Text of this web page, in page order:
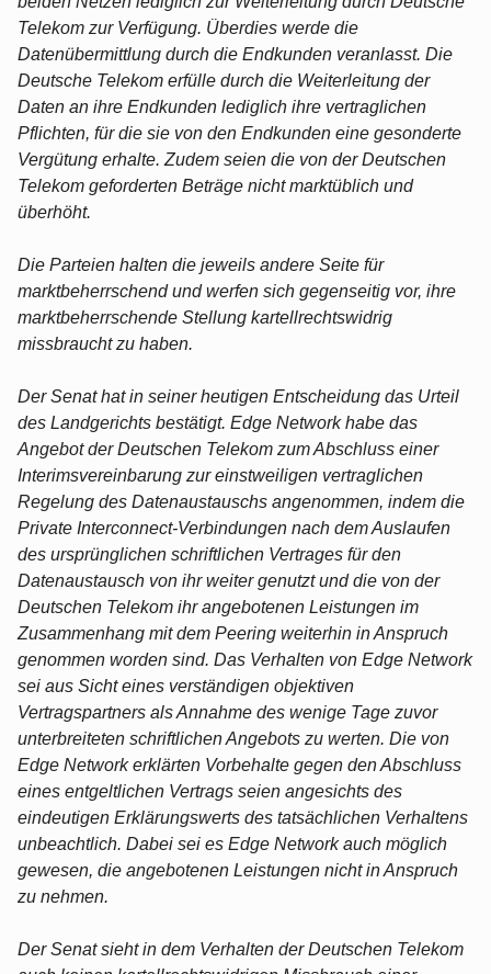
Telekom zur Verfügung. Überdies werde die
Datenübermittlung durch die Endkunden veranlasst. Die
Deutsche Telekom erfülle durch die Weiterleitung der
Daten an ihre Endkunden lediglich ihre vertraglichen
Pflichten, für die sie von den Endkunden eine gesonderte
Vergütung erhalte. Zudem seien die von der Deutschen
Telekom geforderten Beträge nicht marktüblich und
überhöht.
Die Parteien halten die jeweils andere Seite für
marktbeherrschend und werfen sich gegenseitig vor, ihre
marktbeherrschende Stellung kartellrechtswidrig
missbraucht zu haben.
Der Senat hat in seiner heutigen Entscheidung das Urteil
des Landgerichts bestätigt. Edge Network habe das
Angebot der Deutschen Telekom zum Abschluss einer
Interimsvereinbarung zur einstweiligen vertraglichen
Regelung des Datenaustauschs angenommen, indem die
Private Interconnect‑Verbindungen nach dem Auslaufen
des ursprünglichen schriftlichen Vertrages für den
Datenaustausch von ihr weiter genutzt und die von der
Deutschen Telekom ihr angebotenen Leistungen im
Zusammenhang mit dem Peering weiterhin in Anspruch
genommen worden sind. Das Verhalten von Edge Network
sei aus Sicht eines verständigen objektiven
Vertragspartners als Annahme des wenige Tage zuvor
unterbreiteten schriftlichen Angebots zu werten. Die von
Edge Network erklärten Vorbehalte gegen den Abschluss
eines entgeltlichen Vertrags seien angesichts des
eindeutigen Erklärungswerts des tatsächlichen Verhaltens
unbeachtlich. Dabei sei es Edge Network auch möglich
gewesen, die angebotenen Leistungen nicht in Anspruch
zu nehmen.
Der Senat sieht in dem Verhalten der Deutschen Telekom